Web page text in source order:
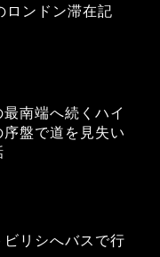
ロンドン滞在記
南端へ続くハイ
盤で道を見失い
リシへバスで行